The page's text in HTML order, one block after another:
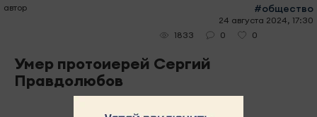
автор #общество
24 августа 2024, 17:30
1833
0 0
Умер протоиерей Сергий
Правдолюбов